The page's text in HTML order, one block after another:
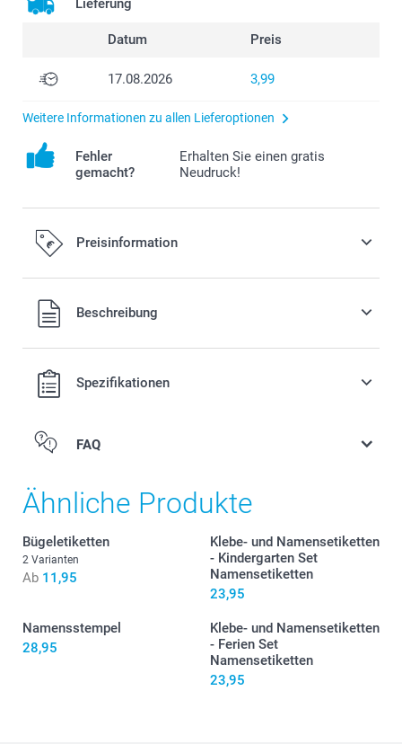
Lieferung
Datum Preis
17.08.2026 3,99
Weitere Informationen zu allen Lieferoptionen
Fehler
gemacht?
Erhalten Sie einen gratis
Neudruck!
Preisinformation
Alle Preise verstehen sich in EURO (€) inkl. MwSt. und zzgl.
Versandkosten.Beschreibung
Spezifikationen
FAQ
Ähnliche Produkte
Bügeletiketten
2 Varianten
Ab 11,95
Klebe- und Namensetiketten
- Kindergarten Set
Namensetiketten
23,95
Namensstempel
28,95
Klebe- und Namensetiketten
- Ferien Set
Namensetiketten
23,95